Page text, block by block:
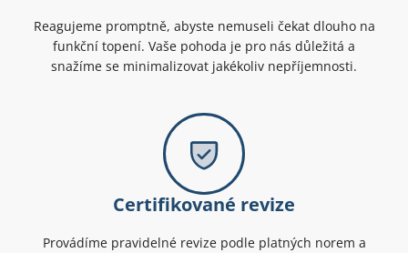
Reagujeme promptně, abyste nemuseli čekat dlouho na
funkční topení. Vaše pohoda je pro nás důležitá a
snažíme se minimalizovat jakékoliv nepříjemnosti.
Certifikované revize
Provádíme pravidelné revize podle platných norem a